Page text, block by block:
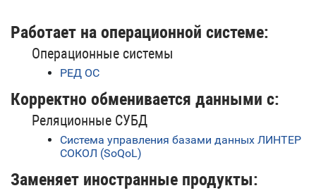
Работает на операционной системе:
Операционные системы
РЕД ОС
Корректно обменивается данными с:
Реляционные СУБД
Система управления базами данных ЛИНТЕР
СОКОЛ (SoQoL)
Заменяет иностранные продукты: